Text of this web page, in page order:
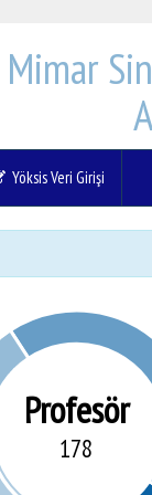
Mimar
Yöksis Veri Girişi
Profesör
178